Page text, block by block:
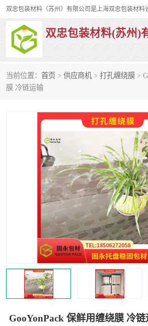
双忠包装材料(苏州)
当前位置： 首页 > 供应商机 > 打孔缠绕膜 >
膜 冷链运输
GooYonPack 保鲜用缠绕膜 冷链
打孔缠绕膜
裹包网兜 纤维
充气
缠绕
托盘
托盘捆绑带